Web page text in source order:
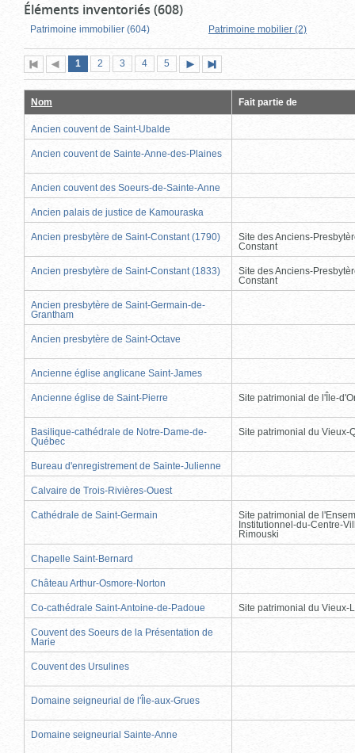
Éléments inventoriés (608)
Patrimoine immobilier (604) Patrimoine mobilier (2)
Première
page
Page
précédente
Page
1 (page
actuelle)
Page
2 Page
3 Page
4 Page
5
suivante
page
Nom Fait partie de
Ancien couvent de Saint-Ubalde
Ancien couvent de Sainte-Anne-des-Plaines
Ancien couvent des Soeurs-de-Sainte-Anne
Ancien palais de justice de Kamouraska
Ancien presbytère de Saint-Constant (1790)
Site des Anciens-
Constant
Ancien presbytère de Saint-Constant (1833)
Site des Anciens-
Constant
Ancien presbytère de Saint-Germain-de-
Grantham
Ancien presbytère de Saint-Octave
Ancienne église anglicane Saint-James
Ancienne église de Saint-Pierre Site patrimonial de l'Île-
Basilique-cathédrale de Notre-Dame-de-
Québec
Site patrimonial du Vieux-
Bureau d'enregistrement de Sainte-Julienne
Calvaire de Trois-Rivières-Ouest
Cathédrale de Saint-Germain
Site patrimonial de
Institutionnel-du-Centre-
Rimouski
Chapelle Saint-Bernard
Château Arthur-Osmore-Norton
Co-cathédrale Saint-Antoine-de-Padoue Site patrimonial du Vieux-
Couvent des Soeurs de la Présentation de
Marie
Couvent des Ursulines
Domaine seigneurial de l'Île-aux-Grues
Domaine seigneurial Sainte-Anne